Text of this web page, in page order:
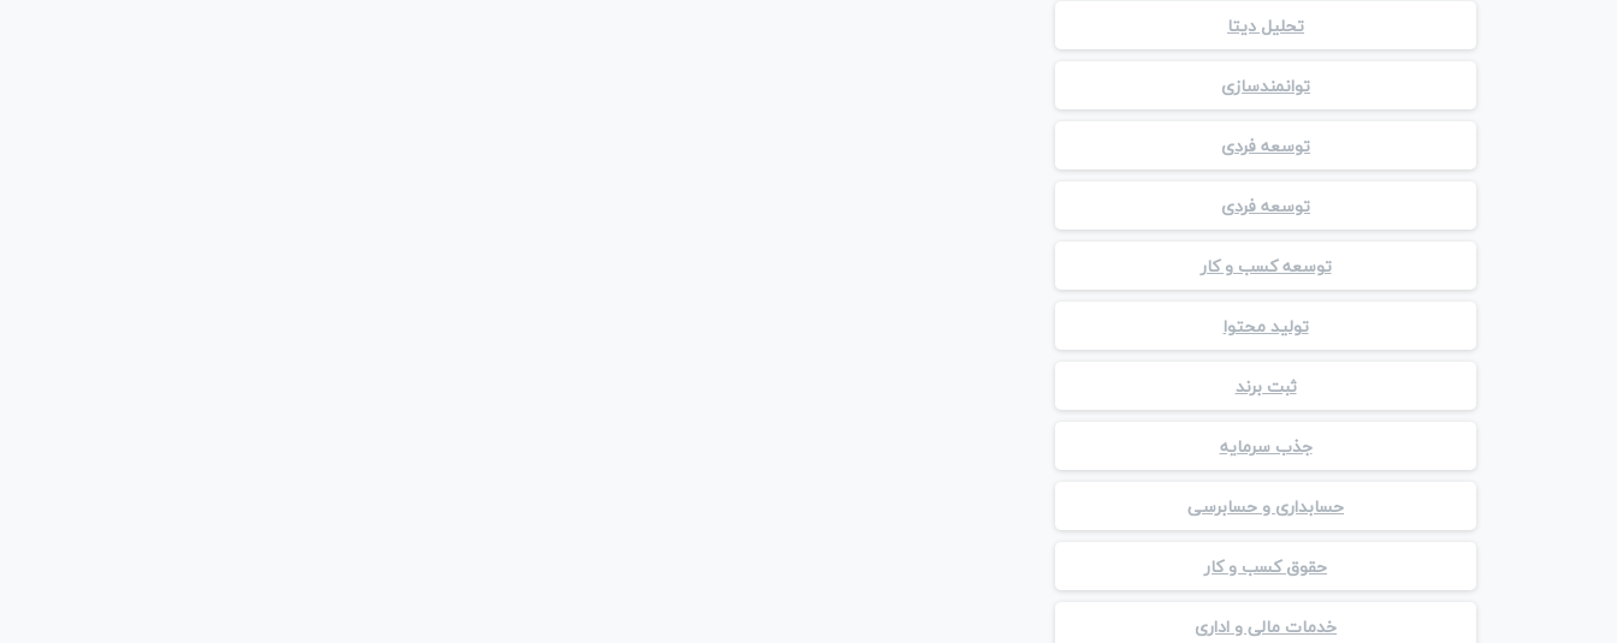
تحلیل دیتا
توانمندسازی
توسعه فردی
توسعه فردی
توسعه کسب و کار
تولید محتوا
ثبت برند
جذب سرمایه
حسابداری و حسابرسی
حقوق کسب و کار
خدمات مالی و اداری